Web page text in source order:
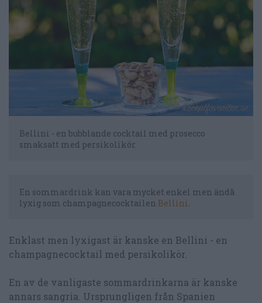
Bellini - en bubblande cocktail med prosecco
smaksatt med persikolikör.
En sommardrink kan vara mycket enkel men ändå
lyxig som champagnecocktailen Bellini
Enklast men lyxigast är kanske en Bellini - en
champagnecocktail med persikolikör.
En av de vanligaste sommardrinkarna är kanske
annars sangria. Ursprungligen från Spanien